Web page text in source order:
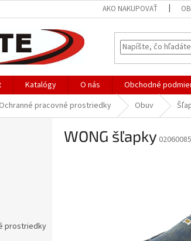
AKO NAKUPOVAŤ
Katalógy O nás Obchodné
pracovné prostriedky Obuv
prostriedky
WONG šľapky